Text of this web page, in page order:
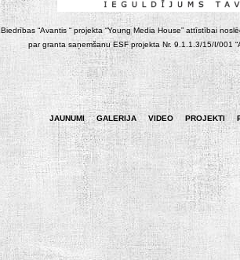
Biedrības “Avantis “ projekta “Young Media House” attīstībai
par granta saņemšanu ESF projekta Nr. 9.1.1.3/15/I/001
JAUNUMI GALERIJA VIDEO PROJEKTI